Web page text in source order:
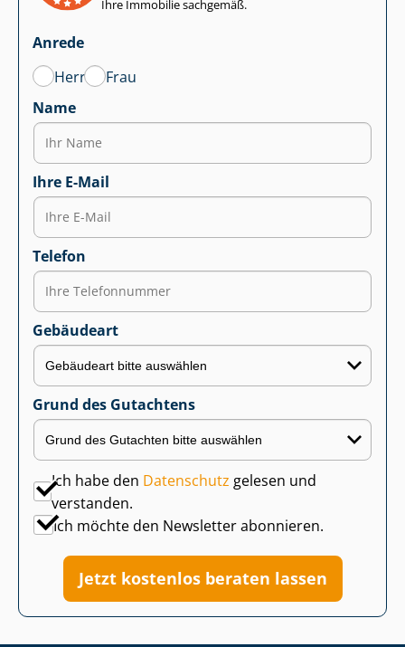
Ihre Immobilie sachgemäß.
Anrede
Herr
Frau
Name
Ihre E-Mail
Telefon
Gebäudeart
Grund des Gutachtens
Ich habe den Datenschutz gelesen und
verstanden.
Ich möchte den Newsletter abonnieren.
Jetzt kostenlos beraten lassen